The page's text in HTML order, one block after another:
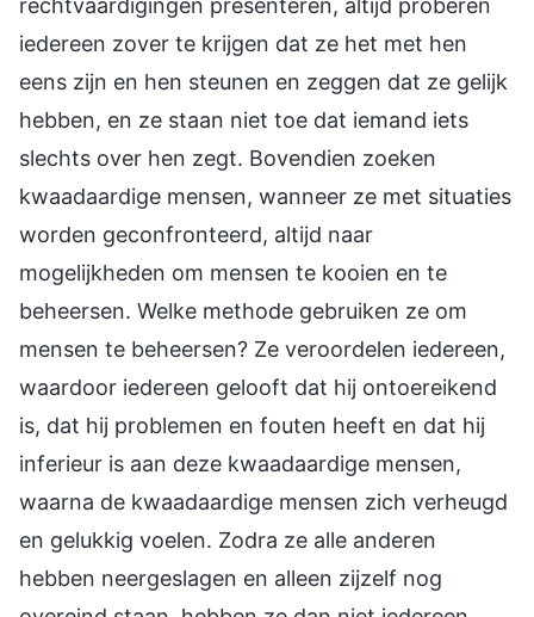
iedereen zover te krijgen dat ze het met hen
eens zijn en hen steunen en zeggen dat ze gelijk
hebben, en ze staan niet toe dat iemand iets
slechts over hen zegt. Bovendien zoeken
kwaadaardige mensen, wanneer ze met situaties
worden geconfronteerd, altijd naar
mogelijkheden om mensen te kooien en te
beheersen. Welke methode gebruiken ze om
mensen te beheersen? Ze veroordelen iedereen,
waardoor iedereen gelooft dat hij ontoereikend
is, dat hij problemen en fouten heeft en dat hij
inferieur is aan deze kwaadaardige mensen,
waarna de kwaadaardige mensen zich verheugd
en gelukkig voelen. Zodra ze alle anderen
hebben neergeslagen en alleen zijzelf nog